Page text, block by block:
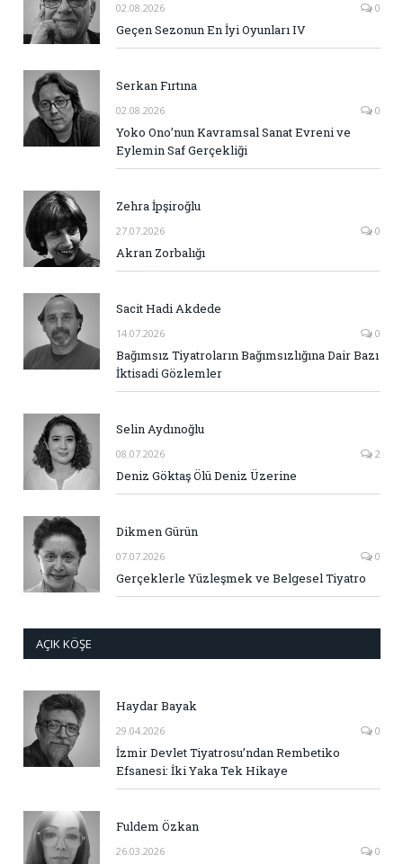
02.08.2026 0
Geçen Sezonun En İyi Oyunları IV
Serkan Fırtına
02.08.2026 0
Yoko Ono’nun Kavramsal Sanat Evreni ve
Eylemin Saf Gerçekliği
Zehra İpşiroğlu
27.07.2026 0
Akran Zorbalığı
Sacit Hadi Akdede
14.07.2026 0
Bağımsız Tiyatroların Bağımsızlığına Dair Bazı
İktisadi Gözlemler
Selin Aydınoğlu
08.07.2026 2
Deniz Göktaş Ölü Deniz Üzerine
Dikmen Gürün
07.07.2026 0
Gerçeklerle Yüzleşmek ve Belgesel Tiyatro
AÇIK KÖŞE
Haydar Bayak
29.04.2026 0
İzmir Devlet Tiyatrosu’ndan Rembetiko
Efsanesi: İki Yaka Tek Hikaye
Fuldem Özkan
26.03.2026 0